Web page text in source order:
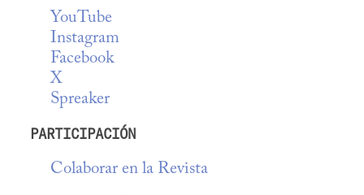
YouTube
Instagram
Facebook
X
Spreaker
PARTICIPACIÓN
Colaborar en la Revista